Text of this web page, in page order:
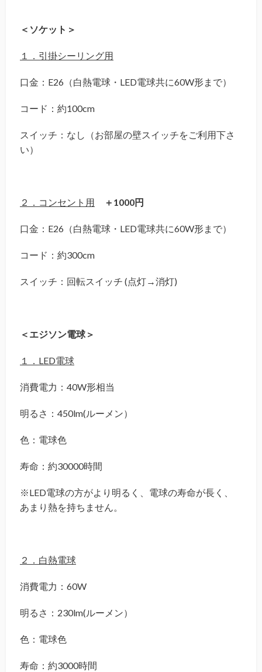
＜ソケット＞
１．引掛シーリング用
口金：E26（白熱電球・LED電球共に60W形まで）
コード：約100cm
スイッチ：なし（お部屋の壁スイッチをご利用下さ
い）
２．コンセント用 ＋1000円
口金：E26（白熱電球・LED電球共に60W形まで）
コード：約300cm
スイッチ：回転スイッチ (点灯→消灯)
＜エジソン電球＞
１．LED電球
消費電力：40W形相当
明るさ：450lm(ルーメン）
色：電球色
寿命：約30000時間
※LED電球の方がより明るく、電球の寿命が長く、
あまり熱を持ちません。
２．白熱電球
消費電力：60W
明るさ：230lm(ルーメン）
色：電球色
寿命：約3000時間